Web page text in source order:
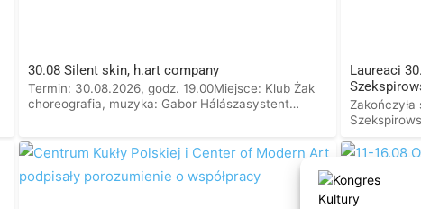
30.08 Silent skin, h.art company
Termin: 30.08.2026, godz. 19.00Miejsce: Klub Żak
choreografia, muzyka: Gabor Hálászasystent
Mierniktaniec, kreacja: Natalia Filowiat, Zuzanna
Strugacz, Yelyzaveta Tereshonok, Maria
Wołoszykzdjęcia: Daria Szczygiełplakat: Anna
Laureaci
Wegman)
przyznało
w